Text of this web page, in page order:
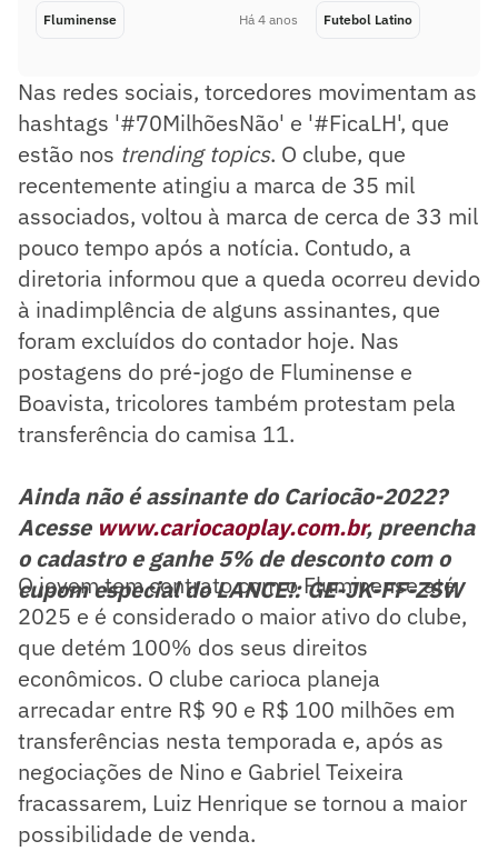
Fluminense Há 4 anos Futebol Latino
Nas redes sociais, torcedores movimentam as
hashtags '#70MilhõesNão' e '#FicaLH', que
estão nos trending topics. O clube, que
recentemente atingiu a marca de 35 mil
associados, voltou à marca de cerca de 33 mil
pouco tempo após a notícia. Contudo, a
diretoria informou que a queda ocorreu devido
à inadimplência de alguns assinantes, que
foram excluídos do contador hoje. Nas
postagens do pré-jogo de Fluminense e
Boavista, tricolores também protestam pela
transferência do camisa 11.
Ainda não é assinante do Cariocão-2022?
Acesse www.cariocaoplay.com.br, preencha
o cadastro e ganhe 5% de desconto com o
cupom especial do LANCE!: GE-JK-FF-ZSW
O jovem tem contrato com o Fluminense até
2025 e é considerado o maior ativo do clube,
que detém 100% dos seus direitos
econômicos. O clube carioca planeja
arrecadar entre R$ 90 e R$ 100 milhões em
transferências nesta temporada e, após as
negociações de Nino e Gabriel Teixeira
fracassarem, Luiz Henrique se tornou a maior
possibilidade de venda.